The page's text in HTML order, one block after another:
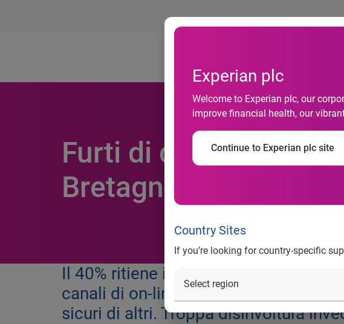
Experian plc
Welcome to Experian plc, our
improve financial health, our
Continue to Experian plc site
Country Sites
If you’re looking for country-specific
Furti di dati
Bretagna. Il 36% dei
Il 40% ritiene i fornitori di servizi
canali di on-line banking sono al
sicuri di altri. Troppa disinvoltura